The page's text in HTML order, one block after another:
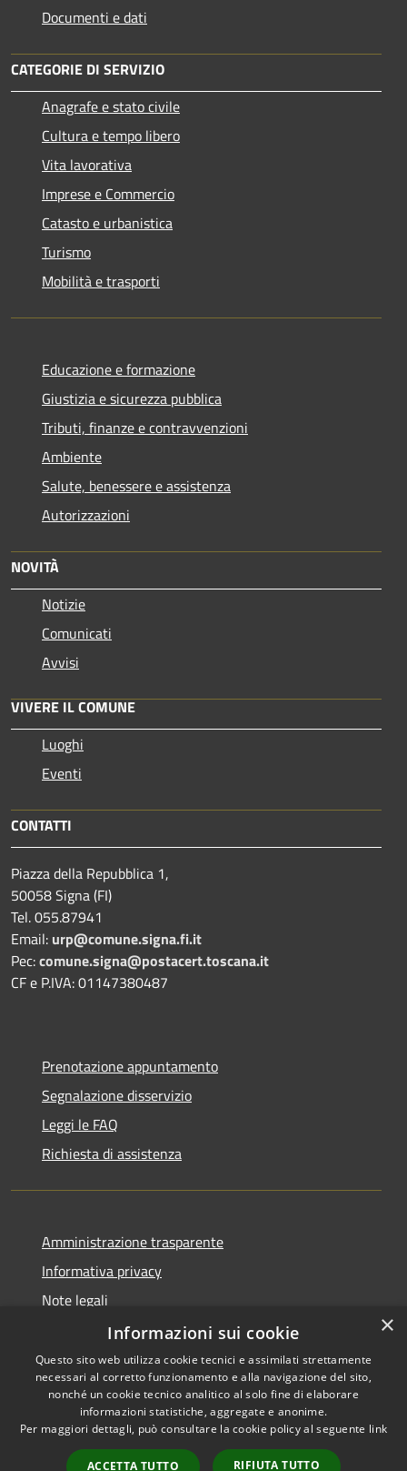
Documenti e dati
CATEGORIE DI SERVIZIO
Anagrafe e stato civile
Cultura e tempo libero
Vita lavorativa
Imprese e Commercio
Catasto e urbanistica
Turismo
Mobilità e trasporti
Educazione e formazione
Giustizia e sicurezza pubblica
Tributi, finanze e contravvenzioni
Ambiente
Salute, benessere e assistenza
Autorizzazioni
NOVITÀ
Notizie
Comunicati
Avvisi
VIVERE IL COMUNE
Luoghi
Eventi
CONTATTI
Piazza della Repubblica 1,
50058 Signa (FI)
Tel. 055.87941
Email: urp@comune.signa.fi.it
Pec:comune.signa@postacert.toscana.it
CF e P.IVA: 01147380487
Prenotazione appuntamento
Segnalazione disservizio
Leggi le FAQ
Richiesta di assistenza
Amministrazione trasparente
Informativa privacy
Note legali
Dichiarazione di accessibilità
RSS
Accessibilità
Copyright © 2026 • Comune di
Signa • Powered by
Municipium• Accesso
×
Informazioni sui cookie
Questo sito web utilizza cookie tecnici e assimilati strettamente
necessari al corretto funzionamento e alla navigazione del sito,
nonché un cookie tecnico analitico al solo fine di elaborare
informazioni statistiche, aggregate e anonime.
Per maggiori dettagli, può consultare la cookie policy al seguente link
ACCETTA TUTTO RIFIUTA TUTTO